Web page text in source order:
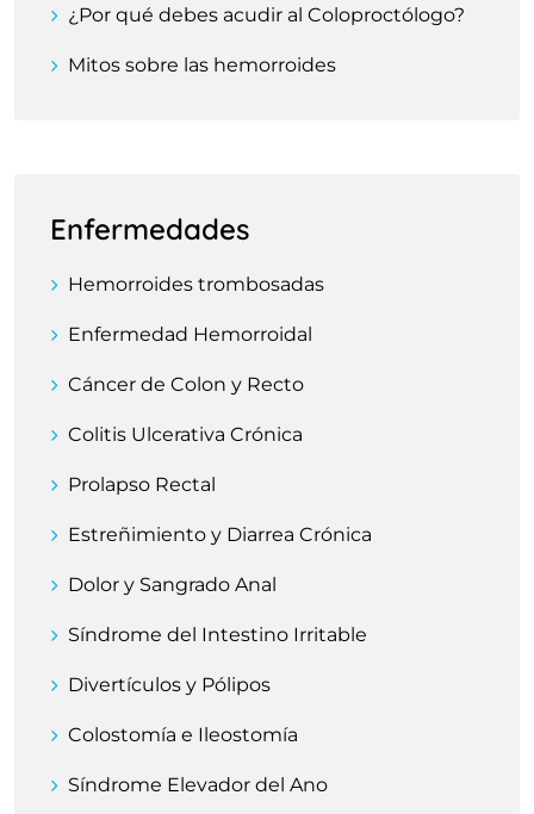
¿Por qué debes acudir al Coloproctólogo?
Mitos sobre las hemorroides
Enfermedades
Hemorroides trombosadas
Enfermedad Hemorroidal
Cáncer de Colon y Recto
Colitis Ulcerativa Crónica
Prolapso Rectal
Estreñimiento y Diarrea Crónica
Dolor y Sangrado Anal
Síndrome del Intestino Irritable
Divertículos y Pólipos
Colostomía e Ileostomía
Síndrome Elevador del Ano